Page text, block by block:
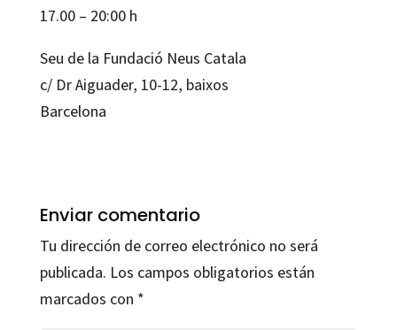
17.00 – 20:00 h
Seu de la Fundació Neus Catala
c/ Dr Aiguader, 10-12, baixos
Barcelona
Enviar comentario
Tu dirección de correo electrónico no será
publicada. Los campos obligatorios están
marcados con *